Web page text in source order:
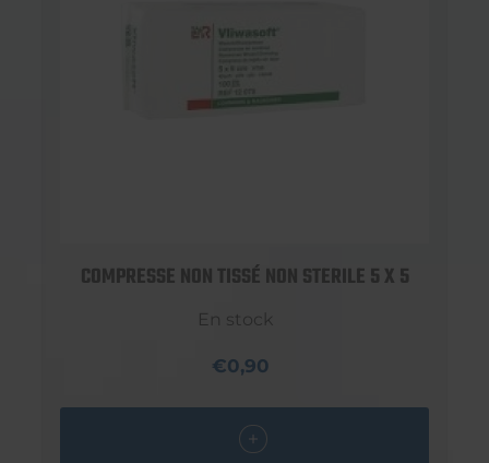
COMPRESSE NON TISSÉ NON STERILE 5 X 5
En stock
€0,90